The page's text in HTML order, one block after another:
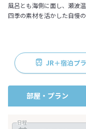
風呂とも海側に面し、瀬波
四季の素材を活かした自慢
JR＋宿泊プ
部屋・プラン
日程